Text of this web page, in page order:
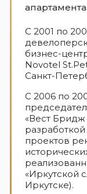
С 2001 по
бизнес-
Novotel
Санкт-
С 2006 по
«Вест Бридж
проектов
«Иркутской
Иркутске).